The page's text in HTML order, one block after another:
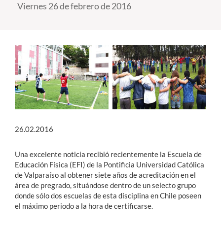
Alumni
English
Viernes 26 de febrero de 2016
26.02.2016
Una excelente noticia recibió recientemente la Escuela de
Educación Física (EFI) de la Pontificia Universidad Católica
de Valparaíso al obtener siete años de acreditación en el
área de pregrado, situándose dentro de un selecto grupo
donde sólo dos escuelas de esta disciplina en Chile poseen
el máximo periodo a la hora de certificarse.